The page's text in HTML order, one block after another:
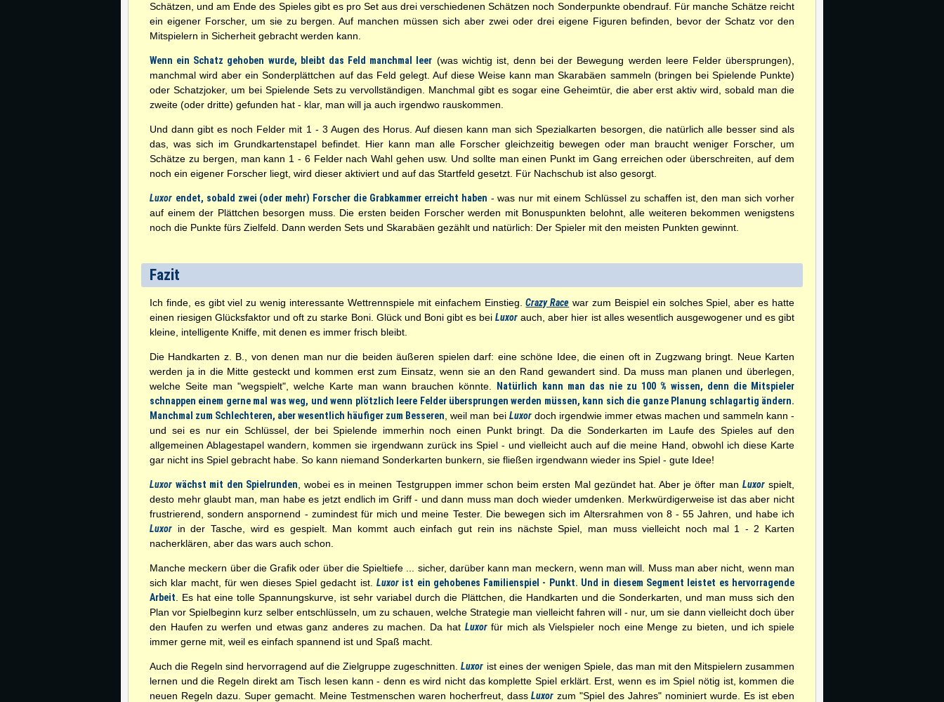
Schätzen, und am Ende des Spieles gibt es pro Set aus drei verschiedenen Schätzen noch Sonderpunkte obendrauf. Für manche Schätze reicht
ein eigener Forscher, um sie zu bergen. Auf manchen müssen sich aber zwei oder drei eigene Figuren befinden, bevor der Schatz vor den
Mitspielern in Sicherheit gebracht werden kann.
Wenn ein Schatz gehoben wurde, bleibt das Feld manchmal leer (was wichtig ist, denn bei der Bewegung werden leere Felder übersprungen),
manchmal wird aber ein Sonderplättchen auf das Feld gelegt. Auf diese Weise kann man Skarabäen sammeln (bringen bei Spielende Punkte)
oder Schatzjoker, um bei Spielende Sets zu vervollständigen. Manchmal gibt es sogar eine Geheimtür, die aber erst aktiv wird, sobald man die
zweite (oder dritte) gefunden hat - klar, man will ja auch irgendwo rauskommen.
Und dann gibt es noch Felder mit 1 - 3 Augen des Horus. Auf diesen kann man sich Spezialkarten besorgen, die natürlich alle besser sind als
das, was sich im Grundkartenstapel befindet. Hier kann man alle Forscher gleichzeitig bewegen oder man braucht weniger Forscher, um
Schätze zu bergen, man kann 1 - 6 Felder nach Wahl gehen usw. Und sollte man einen Punkt im Gang erreichen oder überschreiten, auf dem
noch ein eigener Forscher liegt, wird dieser aktiviert und auf das Startfeld gesetzt. Für Nachschub ist also gesorgt.
Luxor endet, sobald zwei (oder mehr) Forscher die Grabkammer erreicht haben - was nur mit einem Schlüssel zu schaffen ist, den man sich vorher
auf einem der Plättchen besorgen muss. Die ersten beiden Forscher werden mit Bonuspunkten belohnt, alle weiteren bekommen wenigstens
noch die Punkte fürs Zielfeld. Dann werden Sets und Skarabäen gezählt und natürlich: Der Spieler mit den meisten Punkten gewinnt.
Fazit
Ich finde, es gibt viel zu wenig interessante Wettrennspiele mit einfachem Einstieg.Crazy Race war zum Beispiel ein solches Spiel, aber es hatte
einen riesigen Glücksfaktor und oft zu starke Boni. Glück und Boni gibt es beiLuxor auch, aber hier ist alles wesentlich ausgewogener und es gibt
kleine, intelligente Kniffe, mit denen es immer frisch bleibt.
Die Handkarten z. B., von denen man nur die beiden äußeren spielen darf: eine schöne Idee, die einen oft in Zugzwang bringt. Neue Karten
werden ja in die Mitte gesteckt und kommen erst zum Einsatz, wenn sie an den Rand gewandert sind. Da muss man planen und überlegen,
welche Seite man "wegspielt", welche Karte man wann brauchen könnte.
Natürlich kann man das nie zu 100 % wissen, denn die Mitspieler
schnappen einem gerne mal was weg, und wenn plötzlich leere Felder übersprungen werden müssen, kann sich die ganze Planung schlagartig ändern.
Manchmal zum Schlechteren, aber wesentlich häufiger zum Besseren , weil man bei Luxordoch irgendwie immer etwas machen und sammeln kann -
und sei es nur ein Schlüssel, der bei Spielende immerhin noch einen Punkt bringt. Da die Sonderkarten im Laufe des Spieles auf den
allgemeinen Ablagestapel wandern, kommen sie irgendwann zurück ins Spiel - und vielleicht auch auf die meine Hand, obwohl ich diese Karte
gar nicht ins Spiel gebracht habe. So kann niemand Sonderkarten bunkern, sie fließen irgendwann wieder ins Spiel - gute Idee!
Luxor wächst mit den Spielrunden , wobei es in meinen Testgruppen immer schon beim ersten Mal gezündet hat. Aber je öfter man Luxorspielt,
desto mehr glaubt man, man habe es jetzt endlich im Griff - und dann muss man doch wieder umdenken. Merkwürdigerweise ist das aber nicht
frustrierend, sondern anspornend - zumindest für mich und meine Tester. Die bewegen sich im Altersrahmen von 8 - 55 Jahren, und habe ich
Luxor in der Tasche, wird es gespielt. Man kommt auch einfach gut rein ins nächste Spiel, man muss vielleicht noch mal 1 - 2 Karten
nacherklären, aber das wars auch schon.
Manche meckern über die Grafik oder über die Spieltiefe ... sicher, darüber kann man meckern, wenn man will. Muss man aber nicht, wenn man
sich klar macht, für wen dieses Spiel gedacht ist. Luxorist ein gehobenes Familienspiel - Punkt. Und in diesem Segment leistet es hervorragende
Arbeit . Es hat eine tolle Spannungskurve, ist sehr variabel durch die Plättchen, die Handkarten und die Sonderkarten, und man muss sich den
Plan vor Spielbeginn kurz selber entschlüsseln, um zu schauen, welche Strategie man vielleicht fahren will - nur, um sie dann vielleicht doch über
den Haufen zu werfen und etwas ganz anderes zu machen. Da hat Luxorfür mich als Vielspieler noch eine Menge zu bieten, und ich spiele
immer gerne mit, weil es einfach spannend ist und Spaß macht.
Auch die Regeln sind hervorragend auf die Zielgruppe zugeschnitten.Luxor ist eines der wenigen Spiele, das man mit den Mitspielern zusammen
lernen und die Regeln direkt am Tisch lesen kann - denn es wird nicht das komplette Spiel erklärt. Erst, wenn es im Spiel nötig ist, kommen die
neuen Regeln dazu. Super gemacht. Meine Testmenschen waren hocherfreut, dassLuxor zum "Spiel des Jahres" nominiert wurde. Es ist eben